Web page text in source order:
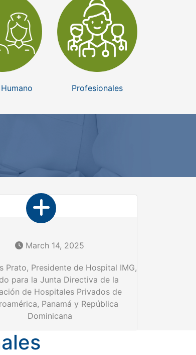
Profesionales
March 14, 2025
Prato, Presidente de Hospital IMG,
para la Junta Directiva de la
de Hospitales Privados de
Panamá y República
Dominicana